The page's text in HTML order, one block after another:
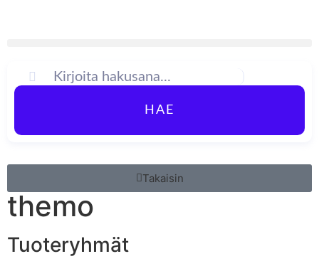
HAE
Takaisin
themo
Tuoteryhmät